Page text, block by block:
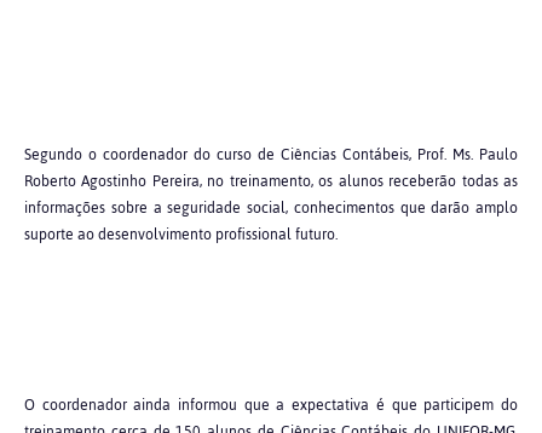
Segundo o coordenador do curso de Ciências Contábeis, Prof. Ms. Paulo
Roberto Agostinho Pereira, no treinamento, os alunos receberão todas as
informações sobre a seguridade social, conhecimentos que darão amplo
suporte ao desenvolvimento profissional futuro.
O coordenador ainda informou que a expectativa é que participem do